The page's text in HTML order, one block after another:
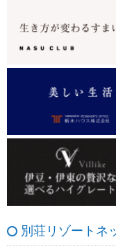
別荘リゾートネ